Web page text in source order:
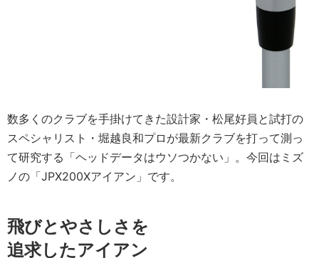
数多くのクラブを手掛けてきた設計家・松尾好員と試打の
スペシャリスト・堀越良和プロが最新クラブを打って測っ
て研究する「ヘッドデータはウソつかない」。今回はミズ
ノの「JPX200Xアイアン」です。
飛びとやさしさを
追求したアイアン